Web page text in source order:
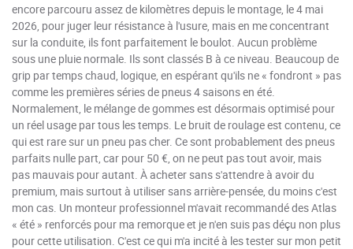
encore parcouru assez de kilomètres depuis le montage, le 4 mai
2026, pour juger leur résistance à l'usure, mais en me concentrant
sur la conduite, ils font parfaitement le boulot. Aucun problème
sous une pluie normale. Ils sont classés B à ce niveau. Beaucoup de
grip par temps chaud, logique, en espérant qu'ils ne « fondront » pas
comme les premières séries de pneus 4 saisons en été.
Normalement, le mélange de gommes est désormais optimisé pour
un réel usage par tous les temps. Le bruit de roulage est contenu, ce
qui est rare sur un pneu pas cher. Ce sont probablement des pneus
parfaits nulle part, car pour 50 €, on ne peut pas tout avoir, mais
pas mauvais pour autant. À acheter sans s'attendre à avoir du
premium, mais surtout à utiliser sans arrière-pensée, du moins c'est
mon cas. Un monteur professionnel m'avait recommandé des Atlas
« été » renforcés pour ma remorque et je n'en suis pas déçu non plus
pour cette utilisation. C'est ce qui m'a incité à les tester sur mon petit